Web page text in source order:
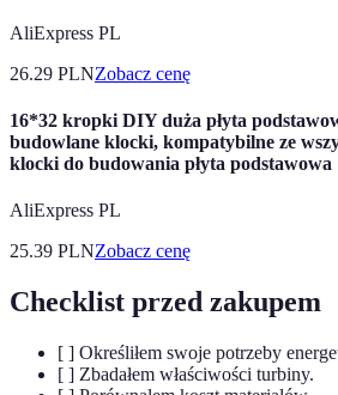
AliExpress PL
26.29 PLNZobacz cenę
16*32 kropki DIY duża płyta
budowlane klocki, kompatybilne ze
klocki do budowania płyta podstawowa
AliExpress PL
25.39 PLNZobacz cenę
Checklist przed zakupem
[ ] Określiłem swoje potrzeby
[ ] Zbadałem właściwości turbiny.